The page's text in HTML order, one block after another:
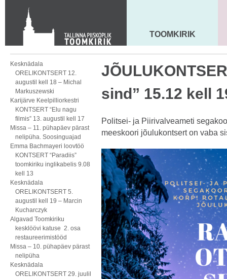
Toom-Kooli 6, 10130 TALLINN
tallinna.toom
+372 644 4140
MAARJA KIRIK
TOOMKIRIK
Kesknädala
ORELIKONTSERT 12.
augustil kell 18 – Michal
Markuszewski
Karijärve Keelpilliorkestri
KONTSERT “Elu nagu
filmis” 13. augustil kell 17
Missa – 11. pühapäev pärast
nelipüha. Soosinguajad
Emma Bachmayeri loovtöö
KONTSERT “Paradiis”
toomkiriku inglikabelis 9.08
kell 13
Kesknädala
ORELIKONTSERT 5.
augustil kell 19 – Marcin
Kucharczyk
Algavad Toomkiriku
kesklöövi katuse 2. osa
restaureerimistööd
Missa – 10. pühapäev pärast
nelipüha
Kesknädala
ORELIKONTSERT 29. juulil
sind” 15.12 kell
Politsei- ja Piirivalveameti
meeskoori jõulukontsert on vaba